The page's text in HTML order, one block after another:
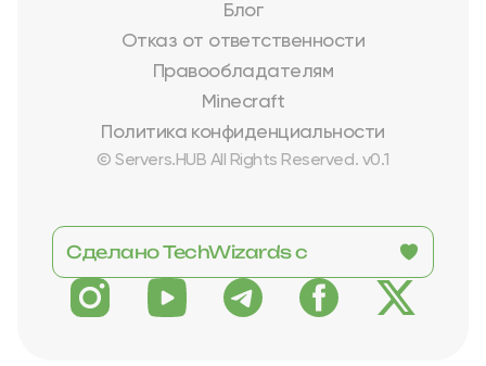
Блог
Отказ от ответственности
Правообладателям
Minecraft
Политика конфиденциальности
© Servers.HUB All Rights Reserved. v0.1
Сделано TechWizards с